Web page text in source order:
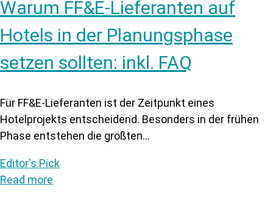
Warum FF&E-Lieferanten auf
Hotels in der Planungsphase
setzen sollten: inkl. FAQ
Für FF&E-Lieferanten ist der Zeitpunkt eines
Hotelprojekts entscheidend. Besonders in der frühen
Phase entstehen die größten...
Editor's Pick
Read more